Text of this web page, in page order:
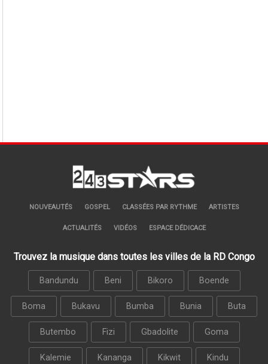
NOUVEAUTÉS GOSPEL CLASSÉES PAR RYTHME ARTISTES
ACTUALITÉS VIDÉOS ESPACE DÉDICACE
Trouvez la musique dans toutes les villes de la RD Congo
Bandundu Beni Bikoro Boende
Boma Bukavu Bumba Bunia Buta
Butembo Fizi Gbadolite Goma
Kalemie Kananga Kikwit Kindu